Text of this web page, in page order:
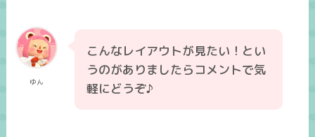
ゆん
こんなレイアウトが見たい！とい
うのがありましたらコメントで気
軽にどうぞ♪